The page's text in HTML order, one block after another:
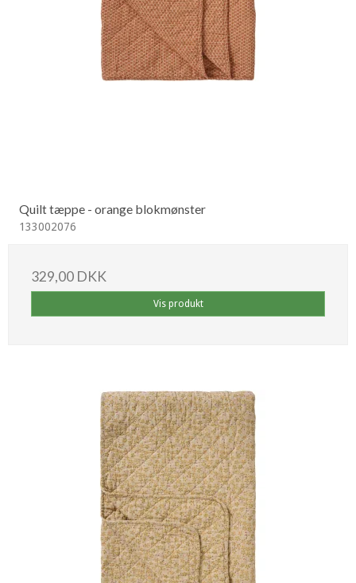
Quilt tæppe - orange blokmønster
133002076
329,00 DKK
Vis produkt